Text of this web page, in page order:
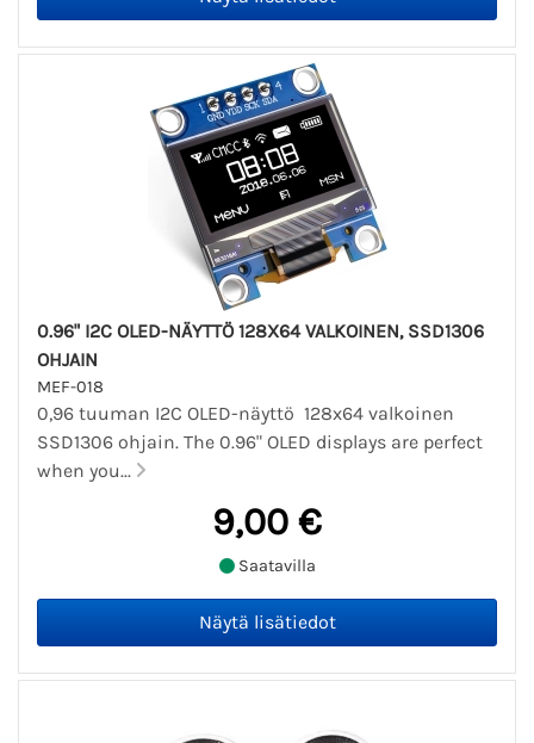
0.96" I2C OLED-NÄYTTÖ 128X64 VALKOINEN, SSD1306
OHJAIN
MEF-018
0,96 tuuman I2C OLED-näyttö 128x64 valkoinen
SSD1306 ohjain. The 0.96" OLED displays are perfect
when you...
9,00 €
Saatavilla